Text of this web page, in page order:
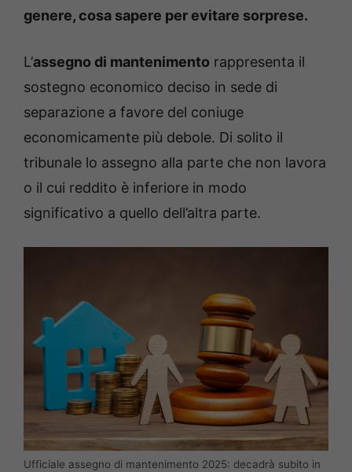
genere, cosa sapere per evitare sorprese.
L’assegno di mantenimento rappresenta il
sostegno economico deciso in sede di
separazione a favore del coniuge
economicamente più debole. Di solito il
tribunale lo assegno alla parte che non lavora
o il cui reddito è inferiore in modo
significativo a quello dell’altra parte.
Ufficiale assegno di mantenimento 2025: decadrà subito in